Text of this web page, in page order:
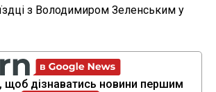
з Володимиром Зеленським у
щоб дізнаватись новини першим